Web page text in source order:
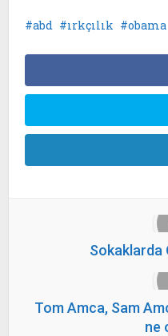
abd ırkçılık obama
Sokaklarda
Tom Amca, Sam
ne